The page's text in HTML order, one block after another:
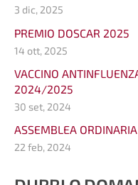
3 dic, 2025
PREMIO DOSCAR 2025
14 ott, 2025
VACCINO
2024/2025
30 set, 2024
ASSEMBLEA ORDINARIA
22 feb, 2024